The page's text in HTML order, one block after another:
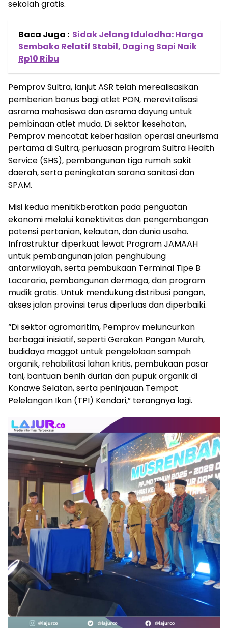
sekolah gratis.
Baca Juga : Sidak Jelang Iduladha: Harga
Sembako Relatif Stabil, Daging Sapi Naik
Rp10 Ribu
Pemprov Sultra, lanjut ASR telah merealisasikan
pemberian bonus bagi atlet PON, merevitalisasi
asrama mahasiswa dan asrama dayung untuk
pembinaan atlet muda. Di sektor kesehatan,
Pemprov mencatat keberhasilan operasi aneurisma
pertama di Sultra, perluasan program Sultra Health
Service (SHS), pembangunan tiga rumah sakit
daerah, serta peningkatan sarana sanitasi dan
SPAM.
Misi kedua menitikberatkan pada penguatan
ekonomi melalui konektivitas dan pengembangan
potensi pertanian, kelautan, dan dunia usaha.
Infrastruktur diperkuat lewat Program JAMAAH
untuk pembangunan jalan penghubung
antarwilayah, serta pembukaan Terminal Tipe B
Lacararia, pembangunan dermaga, dan program
mudik gratis. Untuk mendukung distribusi pangan,
akses jalan provinsi terus diperluas dan diperbaiki.
“Di sektor agromaritim, Pemprov meluncurkan
berbagai inisiatif, seperti Gerakan Pangan Murah,
budidaya maggot untuk pengelolaan sampah
organik, rehabilitasi lahan kritis, pembukaan pasar
tani, bantuan benih durian dan pupuk organik di
Konawe Selatan, serta peninjauan Tempat
Pelelangan Ikan (TPI) Kendari,” terangnya lagi.